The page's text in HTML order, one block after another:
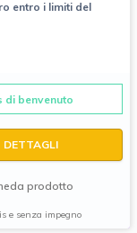
entro i limiti del
di benvenuto
DETTAGLI
prodotto
e senza impegno